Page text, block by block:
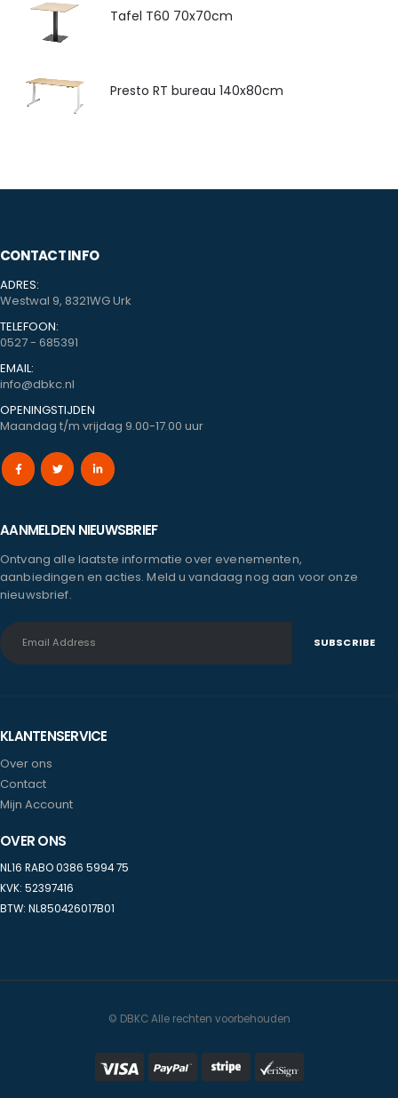
Tafel T60 70x70cm
Presto RT bureau 140x80cm
CONTACT INFO
ADRES:
Westwal 9, 8321WG Urk
TELEFOON:
0527 - 685391
EMAIL:
info@dbkc.nl
OPENINGSTIJDEN
Maandag t/m vrijdag 9.00-17.00 uur
AANMELDEN NIEUWSBRIEF
Ontvang alle laatste informatie over evenementen,
aanbiedingen en acties. Meld u vandaag nog aan voor onze
nieuwsbrief.
KLANTENSERVICE
Over ons
Contact
Mijn Account
OVER ONS
NL16 RABO 0386 5994 75
KVK: 52397416
BTW: NL850426017B01
© DBKC Alle rechten voorbehouden